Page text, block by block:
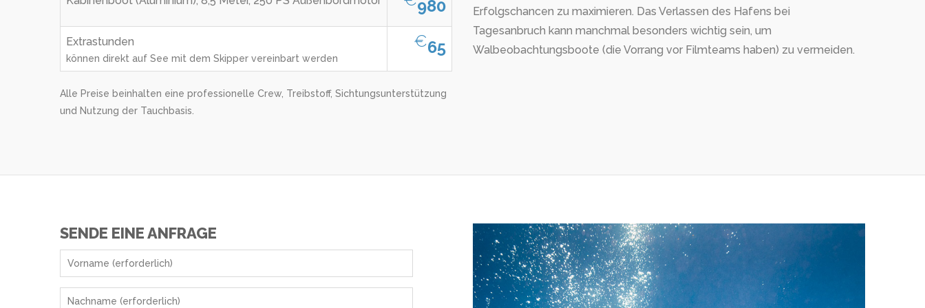
980
Extrastunden
können direkt auf See mit dem Skipper vereinbart werden
€65
Alle Preise beinhalten eine professionelle Crew, Treibstoff, Sichtungsunterstützung
und Nutzung der Tauchbasis.
Erfolgschancen zu maximieren. Das Verlassen des Hafens bei
Tagesanbruch kann manchmal besonders wichtig sein, um
Walbeobachtungsboote (die Vorrang vor Filmteams haben) zu vermeiden.
SENDE EINE ANFRAGE